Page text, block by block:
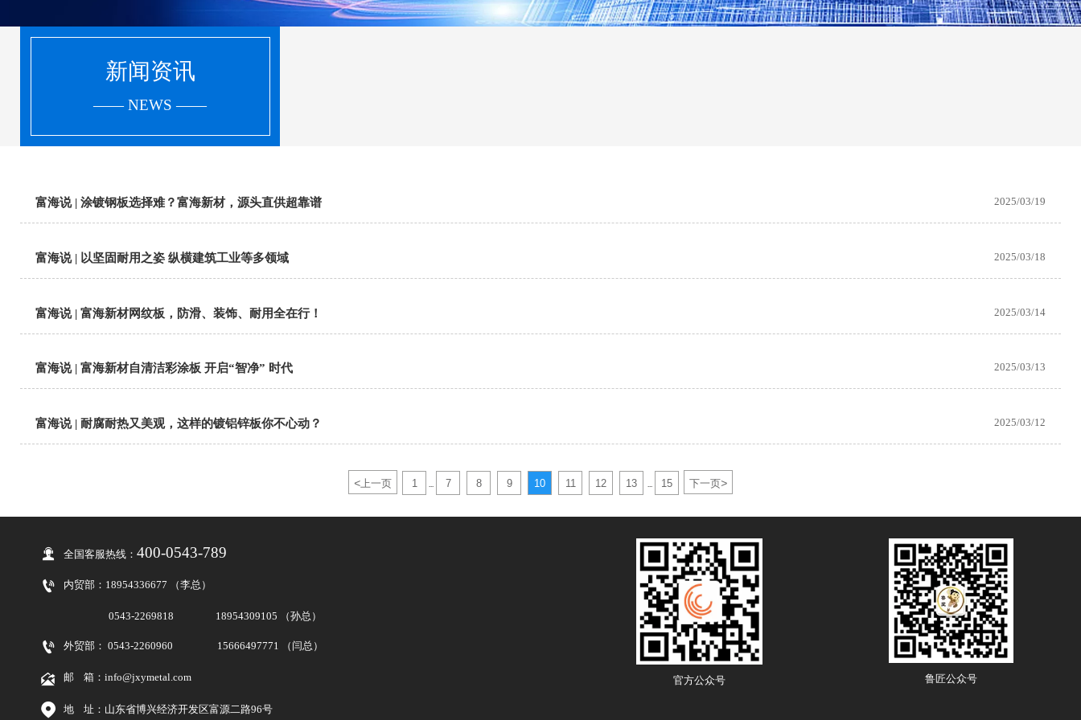
新闻资讯
—— NEWS ——
富海说 | 涂镀钢板选择难？富海新材，源头直供超靠谱 2025/03/19
富海说 | 以坚固耐用之姿 纵横建筑工业等多领域 2025/03/18
富海说 | 富海新材网纹板，防滑、装饰、耐用全在行！ 2025/03/14
富海说 | 富海新材自清洁彩涂板 开启“智净” 时代 2025/03/13
富海说 | 耐腐耐热又美观，这样的镀铝锌板你不心动？ 2025/03/12
<上一页 1 ... 7 8 9 10 11 12 13 ... 15 下一页>
 全国客服热线：400-0543-789
 内贸部： 18954336677 （李总）
0543-2269818 18954309105 （孙总）
 外贸部： 0543-2260960 15666497771 （闫总）
 邮 箱：info@jxymetal.com
 地 址：山东省博兴经济开发区富源二路96号
官方公众号 鲁匠公众号